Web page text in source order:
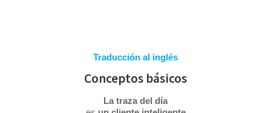
Traducción al inglés
Conceptos básicos
La traza del día